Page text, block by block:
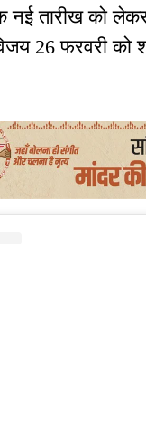
नई तारीख को
26 फरवरी को